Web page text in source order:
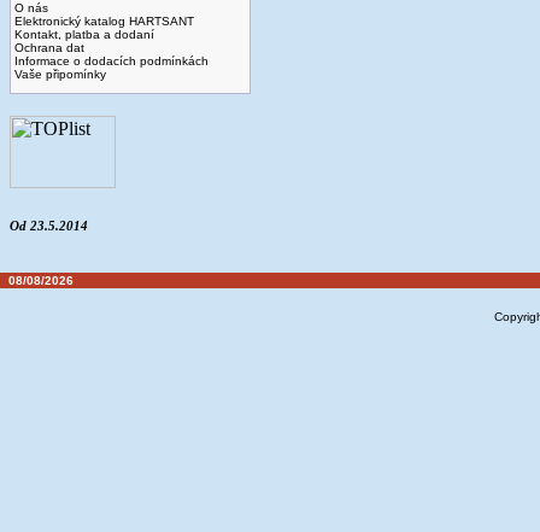
O nás
Elektronický katalog HARTSANT
Kontakt, platba a dodaní
Ochrana dat
Informace o dodacích podmínkách
Vaše připomínky
Od 23.5.2014
08/08/2026